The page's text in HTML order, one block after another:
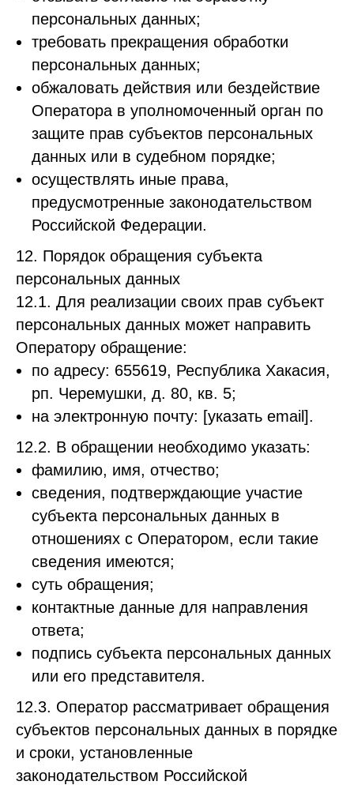
персональных данных;
требовать прекращения обработки
персональных данных;
обжаловать действия или бездействие
Оператора в уполномоченный орган по
защите прав субъектов персональных
данных или в судебном порядке;
осуществлять иные права,
предусмотренные законодательством
Российской Федерации.
12. Порядок обращения субъекта
персональных данных
12.1. Для реализации своих прав субъект
персональных данных может направить
Оператору обращение:
по адресу: 655619, Республика Хакасия,
рп. Черемушки, д. 80, кв. 5;
на электронную почту: [указать email].
12.2. В обращении необходимо указать:
фамилию, имя, отчество;
сведения, подтверждающие участие
субъекта персональных данных в
отношениях с Оператором, если такие
сведения имеются;
суть обращения;
контактные данные для направления
ответа;
подпись субъекта персональных данных
или его представителя.
12.3. Оператор рассматривает обращения
субъектов персональных данных в порядке
и сроки, установленные
законодательством Российской